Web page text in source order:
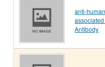
anti-
Antibody